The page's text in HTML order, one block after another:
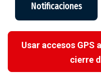
Notificaciones
Usar accesos GPS
cierre